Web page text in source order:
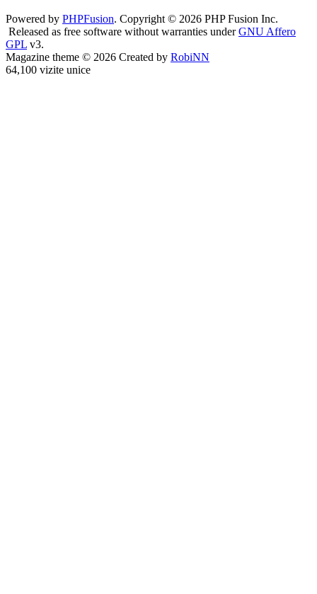
Powered by PHPFusion. Copyright © 2026 PHP Fusion Inc.
Released as free software without warranties underGNU Affero
GPL v3.
Magazine theme © 2026 Created by RobiNN
64,100 vizite unice